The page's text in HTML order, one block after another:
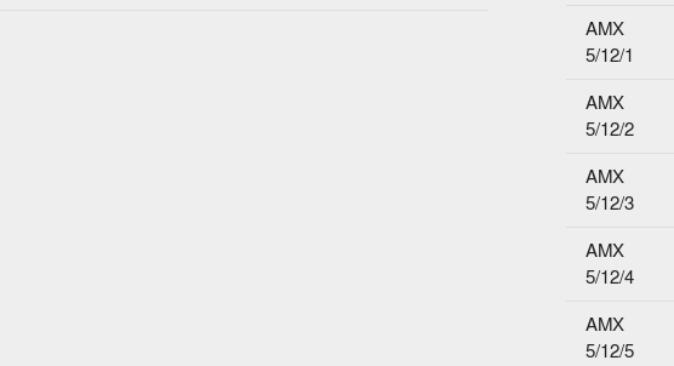
AMX
5/12/1
AMX
5/12/2
AMX
5/12/3
AMX
5/12/4
AMX
5/12/5